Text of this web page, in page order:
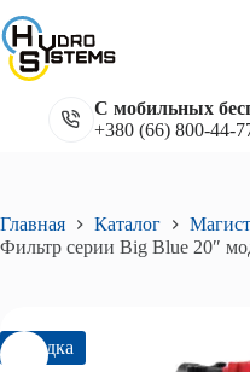
к
сути
2 245
Первоначальная
составляла
1 971₴
Текущая
С мобильных
+380 (66) 800-44-
Главная Каталог
Фильтр серии Big Blue 20″
Скидка